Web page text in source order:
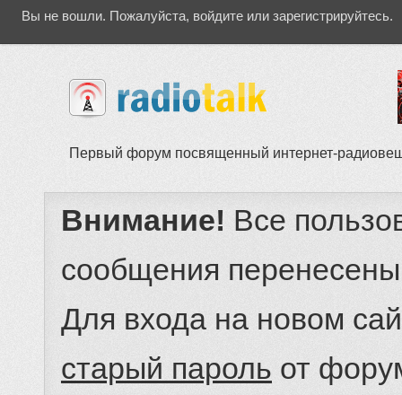
Вы не вошли. Пожалуйста, войдите или зарегистрируйтесь.
Первый форум посвященный интернет-
Внимание! Все
сообщения
Для входа на новом
старый пароль от